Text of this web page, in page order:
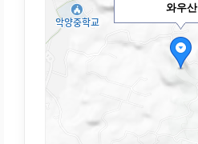
와우산